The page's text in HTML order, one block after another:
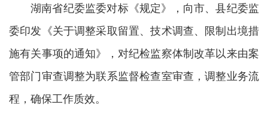
湖南省纪委监委对标《规定》，向市、县纪委监
委印发《关于调整采取留置、技术调查、限制出境措
施有关事项的通知》，对纪检监察体制改革以来由案
管部门审查调整为联系监督检查室审查，调整业务流
程，确保工作质效。